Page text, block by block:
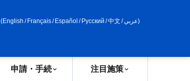
(English / Français/ Español / Русский /中文 /عربي)
申請・手続 注目施策